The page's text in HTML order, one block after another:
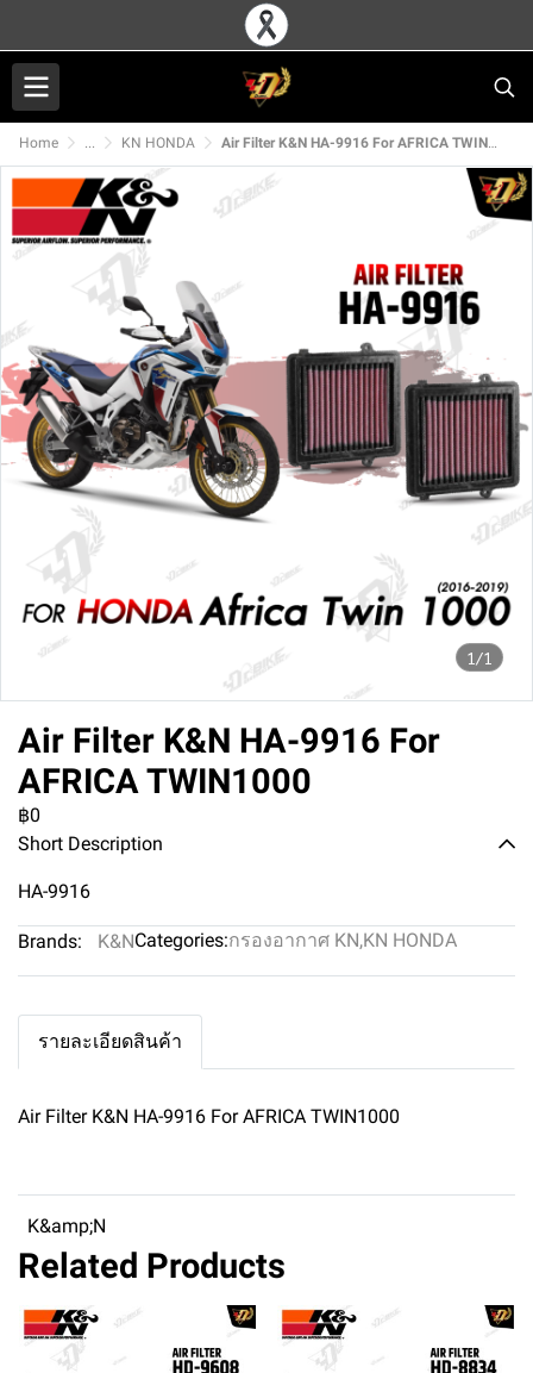
Home ... KN HONDA Air Filter K&N HA-9916 For AFRICA TWIN1000
1/1
Air Filter K&N HA-9916 For
AFRICA TWIN1000
฿0
Short Description
HA-9916
Brands: K&NCategories:กรองอากาศ KN,KN HONDA
รายละเอียดสินค้า
Air Filter K&N HA-9916 For AFRICA TWIN1000
K&amp;N
Related Products